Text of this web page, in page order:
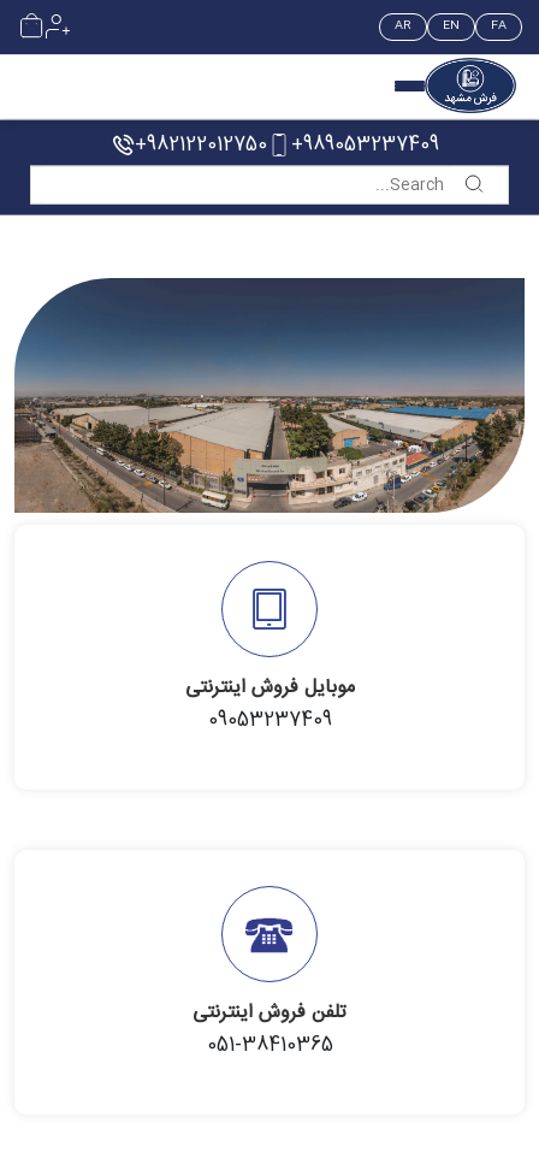
FA
EN
AR
خانه
محصولات
‌فروشگاه ها
ثبت گارانتی
درباره ما
+989053237409
+982122012750
موبایل فروش اینترنتی
09053237409
تلفن فروش اینترنتی
051-38410365